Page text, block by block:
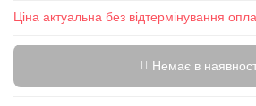
Ціна актуальна без відтермінування
Немає в